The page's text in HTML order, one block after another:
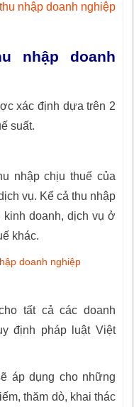
nhập doanh nghiệp
nhập doanh
xác định dựa trên 2
suất.
nhập chịu thuế của
vụ. Kể cả thu nhập
doanh, dịch vụ ở
khác.
doanh nghiệp
tất cả các doanh
định pháp luật Việt
áp dụng cho những
thăm dò, khai thác